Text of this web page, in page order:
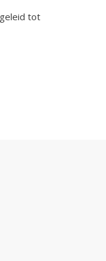
tot